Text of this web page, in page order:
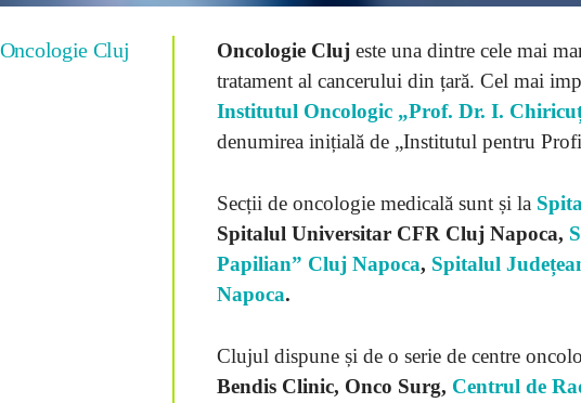
Oncologie Cluj Oncologie Cluj este una dintre cele mai
tratament al cancerului din țară. Cel mai
Institutul Oncologic „Prof. Dr. I.
denumirea inițială de „Institutul pentru
Secții de oncologie medicală sunt și la
Spitalul Universitar CFR Cluj Napoca,
Papilian” Cluj Napoca, Spitalul
Napoca.
Clujul dispune și de o serie de centre
Bendis Clinic, Onco Surg, Centrul de